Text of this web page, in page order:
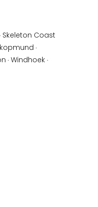
· Skeleton Coast
·
· Windhoek ·